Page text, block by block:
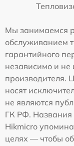
Мы занимаемся
обслуживанием
гарантийного
независимо и не
производителя.
носят
не являются
ГК РФ. Названия
Hikmicro
целях — чтобы